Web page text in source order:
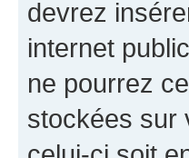
devrez
internet
ne pourrez
stockées sur